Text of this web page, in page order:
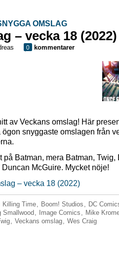
OMSLAG
– vecka 18 (2022)
0 kommentarer
av Veckans omslag! Här
snyggaste omslagen från
på Batman, mera Batman, Twig,
McGuire. Mycket nöje!
– vecka 18 (2022)
Killing Time, Boom! Studios , DC
Smallwood, Image Comics , Mike
, Veckans omslag, Wes Craig